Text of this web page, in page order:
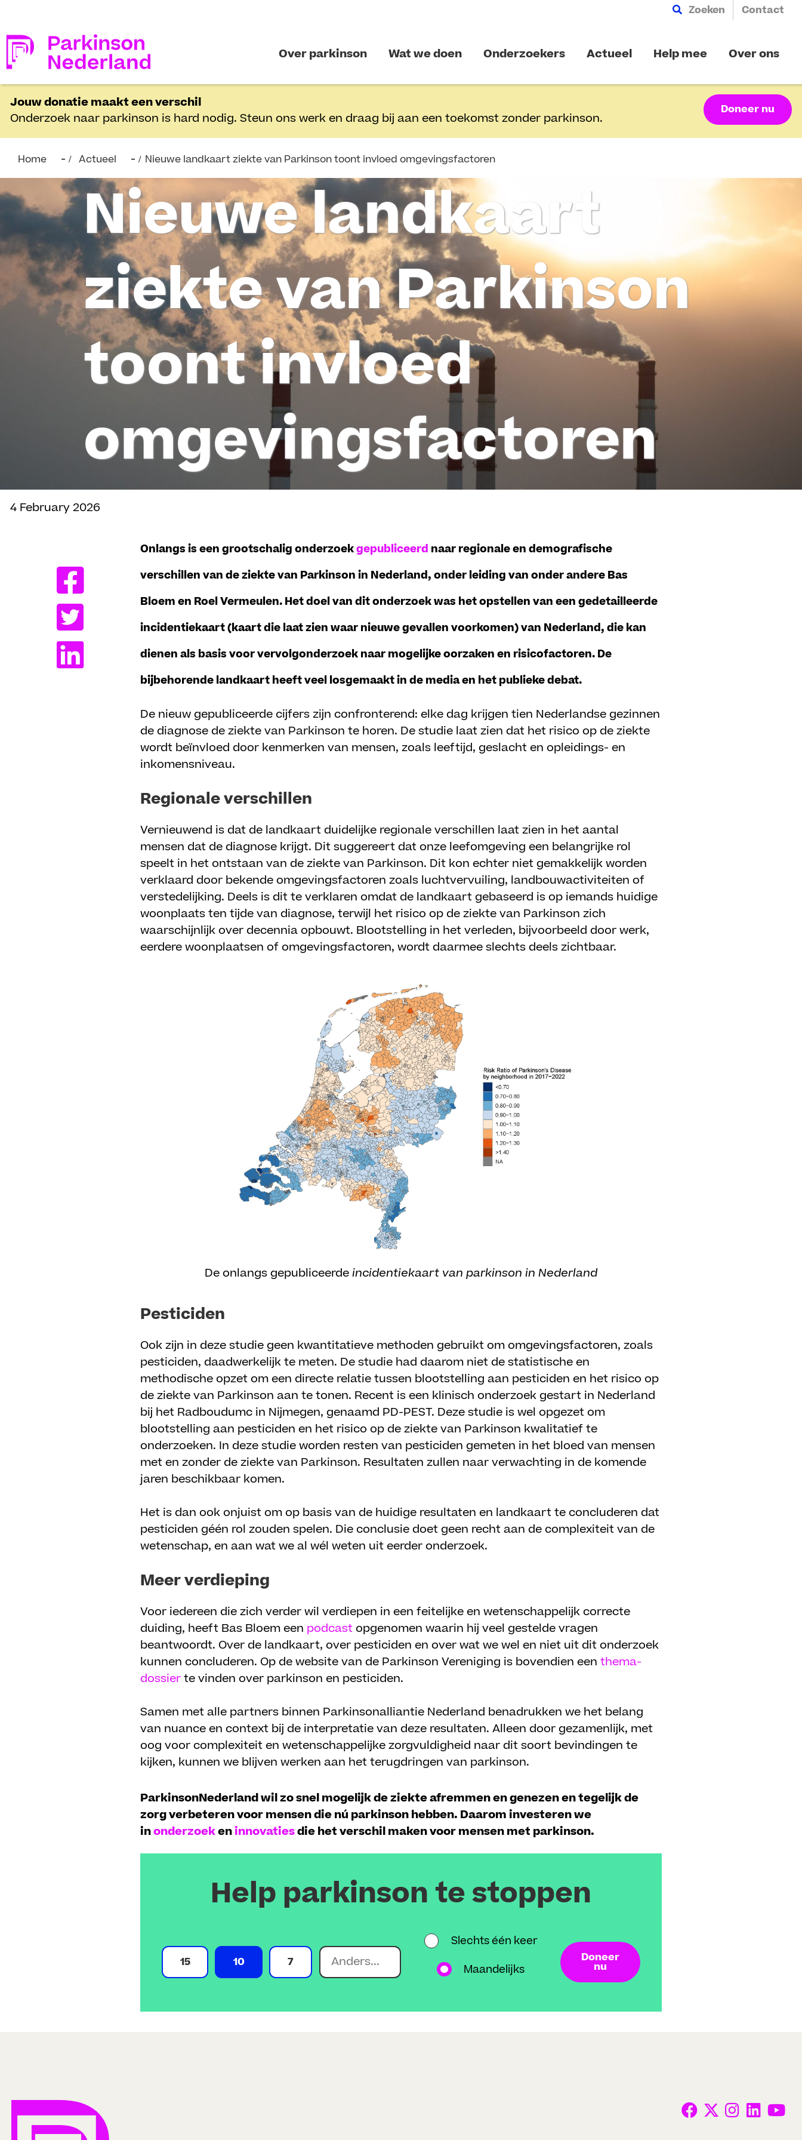
Zoeken Contact
Over parkinson Wat we doen Onderzoekers Actueel Help mee Over ons
Jouw donatie maakt een verschil
Onderzoek naar parkinson is hard nodig. Steun ons werk en draag bij aan een toekomst zonder parkinson.
Doneer nu
Home Actueel Nieuwe landkaart ziekte van Parkinson toont invloed omgevingsfactoren
Nieuwe landkaart
ziekte van Parkinson
toont invloed
omgevingsfactoren
4 February 2026
Onlangs is een grootschalig onderzoekgepubliceerd naar regionale en demografische
verschillen van de ziekte van Parkinson in Nederland, onder leiding van onder andere Bas
Bloem en Roel Vermeulen. Het doel van dit onderzoek was het opstellen van een gedetailleerde
incidentiekaart (kaart die laat zien waar nieuwe gevallen voorkomen) van Nederland, die kan
dienen als basis voor vervolgonderzoek naar mogelijke oorzaken en risicofactoren. De
bijbehorende landkaart heeft veel losgemaakt in de media en het publieke debat.
De nieuw gepubliceerde cijfers zijn confronterend: elke dag krijgen tien Nederlandse gezinnen
de diagnose de ziekte van Parkinson te horen. De studie laat zien dat het risico op de ziekte
wordt beïnvloed door kenmerken van mensen, zoals leeftijd, geslacht en opleidings- en
inkomensniveau.
Regionale verschillen
Vernieuwend is dat de landkaart duidelijke regionale verschillen laat zien in het aantal
mensen dat de diagnose krijgt. Dit suggereert dat onze leefomgeving een belangrijke rol
speelt in het ontstaan van de ziekte van Parkinson. Dit kon echter niet gemakkelijk worden
verklaard door bekende omgevingsfactoren zoals luchtvervuiling, landbouwactiviteiten of
verstedelijking. Deels is dit te verklaren omdat de landkaart gebaseerd is op iemands huidige
woonplaats ten tijde van diagnose, terwijl het risico op de ziekte van Parkinson zich
waarschijnlijk over decennia opbouwt. Blootstelling in het verleden, bijvoorbeeld door werk,
eerdere woonplaatsen of omgevingsfactoren, wordt daarmee slechts deels zichtbaar.
De onlangs gepubliceerdeincidentiekaart van parkinson in Nederland
Pesticiden
Ook zijn in deze studie geen kwantitatieve methoden gebruikt om omgevingsfactoren, zoals
pesticiden, daadwerkelijk te meten. De studie had daarom niet de statistische en
methodische opzet om een directe relatie tussen blootstelling aan pesticiden en het risico op
de ziekte van Parkinson aan te tonen. Recent is een klinisch onderzoek gestart in Nederland
bij het Radboudumc in Nijmegen, genaamd PD-PEST. Deze studie is wel opgezet om
blootstelling aan pesticiden en het risico op de ziekte van Parkinson kwalitatief te
onderzoeken. In deze studie worden resten van pesticiden gemeten in het bloed van mensen
met en zonder de ziekte van Parkinson. Resultaten zullen naar verwachting in de komende
jaren beschikbaar komen.
Het is dan ook onjuist om op basis van de huidige resultaten en landkaart te concluderen dat
pesticiden géén rol zouden spelen. Die conclusie doet geen recht aan de complexiteit van de
wetenschap, en aan wat we al wél weten uit eerder onderzoek.
Meer verdieping
Voor iedereen die zich verder wil verdiepen in een feitelijke en wetenschappelijk correcte
duiding, heeft Bas Bloem een podcastopgenomen waarin hij veel gestelde vragen
beantwoordt. Over de landkaart, over pesticiden en over wat we wel en niet uit dit onderzoek
kunnen concluderen. Op de website van de Parkinson Vereniging is bovendien eenthema-
dossierte vinden over parkinson en pesticiden.
Samen met alle partners binnen Parkinsonalliantie Nederland benadrukken we het belang
van nuance en context bij de interpretatie van deze resultaten. Alleen door gezamenlijk, met
oog voor complexiteit en wetenschappelijke zorgvuldigheid naar dit soort bevindingen te
kijken, kunnen we blijven werken aan het terugdringen van parkinson.
ParkinsonNederland wil zo snel mogelijk de ziekte afremmen en genezen en tegelijk de
zorg verbeteren voor mensen die nú parkinson hebben. Daarom investeren we
inonderzoekeninnovatiesdie het verschil maken voor mensen met parkinson.
Help parkinson te stoppen
15 10 7
Slechts één keer
Maandelijks
Doneer
nu